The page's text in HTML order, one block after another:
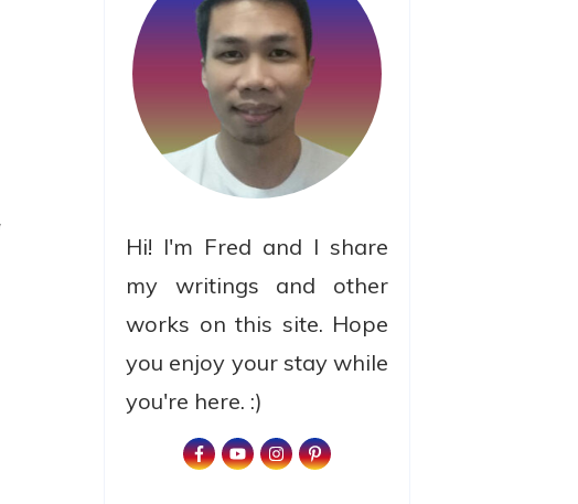
Hi! I'm Fred and I share
my writings and other
works on this site. Hope
you enjoy your stay while
you're here. :)